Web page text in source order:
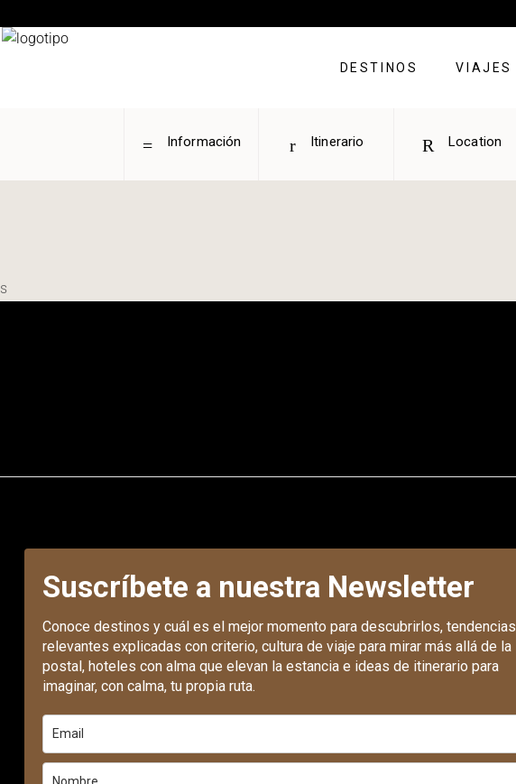
DESTINOS VIAJES
Información Itinerario Location
s
Suscríbete a nuestra Newsletter
Conoce destinos y cuál es el mejor momento para descubrirlos, tendencias
relevantes explicadas con criterio, cultura de viaje para mirar más allá de la
postal, hoteles con alma que elevan la estancia e ideas de itinerario para
imaginar, con calma, tu propia ruta.